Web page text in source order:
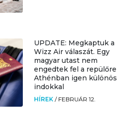
UPDATE: Megkaptuk a
Wizz Air válaszát. Egy
magyar utast nem
engedtek fel a repülőre
Athénban igen különös
indokkal
HÍREK / FEBRUÁR 12.